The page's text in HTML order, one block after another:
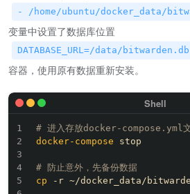
- /home/ubuntu/docker_data/
变量中设置了数据库位置
DATABASE_URL=/data/bitwarden.db
容器，使用原有数据重新安装。
# 进入存放docker-compose.yml文
docker-compose stop
# 防止意外，先备份数据
cp -r ~/docker_data/